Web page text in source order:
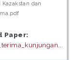
dan
Paper: